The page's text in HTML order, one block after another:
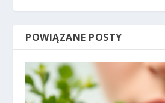
POWIĄZANE POSTY